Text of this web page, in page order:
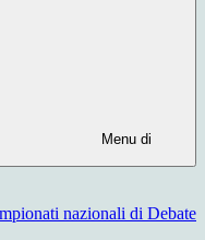
Menu di
nazionali di Debate